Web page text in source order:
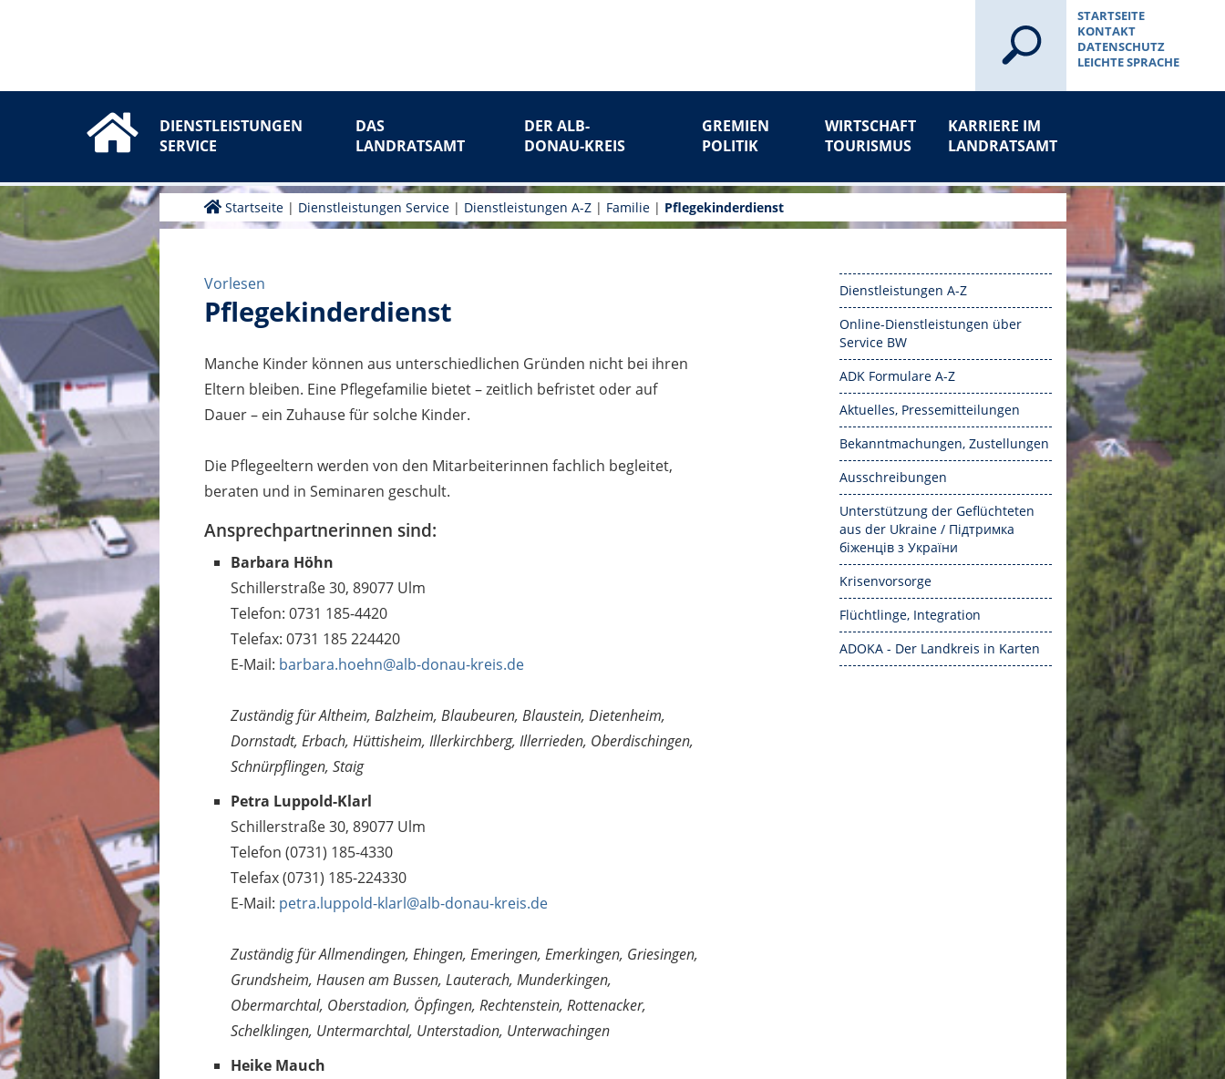
STARTSEITE
KONTAKT
DATENSCHUTZ
LEICHTE SPRACHE
DIENSTLEISTUNGEN
SERVICE
DAS
LANDRATSAMT
DER ALB-
DONAU-KREIS
GREMIEN
POLITIK
WIRTSCHAFT
TOURISMUS
KARRIERE IM
LANDRATSAMT
Startseite | Dienstleistungen Service | Dienstleistungen A-Z | Familie | Pflegekinderdienst
Vorlesen
Pflegekinderdienst
Manche Kinder können aus unterschiedlichen Gründen nicht bei ihren
Eltern bleiben. Eine Pflegefamilie bietet – zeitlich befristet oder auf
Dauer – ein Zuhause für solche Kinder.
Die Pflegeeltern werden von den Mitarbeiterinnen fachlich begleitet,
beraten und in Seminaren geschult.
Ansprechpartnerinnen sind:
Barbara Höhn
Schillerstraße 30, 89077 Ulm
Telefon: 0731 185-4420
Telefax: 0731 185 224420
E-Mail: barbara.hoehn@alb-donau-kreis.de
Zuständig für Altheim, Balzheim, Blaubeuren, Blaustein, Dietenheim,
Dornstadt, Erbach, Hüttisheim, Illerkirchberg, Illerrieden, Oberdischingen,
Schnürpflingen, Staig
Petra Luppold-Klarl
Schillerstraße 30, 89077 Ulm
Telefon (0731) 185-4330
Telefax (0731) 185-224330
E-Mail: petra.luppold-klarl@alb-donau-kreis.de
Zuständig für Allmendingen, Ehingen, Emeringen, Emerkingen, Griesingen,
Grundsheim, Hausen am Bussen, Lauterach, Munderkingen,
Obermarchtal, Oberstadion, Öpfingen, Rechtenstein, Rottenacker,
Schelklingen, Untermarchtal, Unterstadion, Unterwachingen
Heike Mauch
Dienstleistungen A-Z
Online-Dienstleistungen über
Service BW
ADK Formulare A-Z
Aktuelles, Pressemitteilungen
Bekanntmachungen, Zustellungen
Ausschreibungen
Unterstützung der Geflüchteten
aus der Ukraine / Підтримка
біженців з України
Krisenvorsorge
Flüchtlinge, Integration
ADOKA - Der Landkreis in Karten